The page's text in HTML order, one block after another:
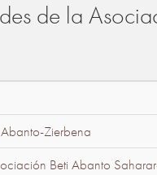
de la
Zierbena
Beti Abanto